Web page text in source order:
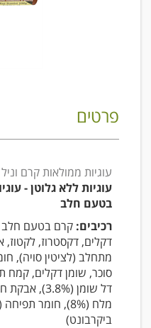
פרטים
עוגיות ממולאות קרם
עוגיות ללא גלוטן -
בטעם חלב
רכיבים:
מתחלב (לציטין סויה),
סוכר, שומן דקלים, קמח
דל שומן
מלח (8%), חומר
ביקרבונט)